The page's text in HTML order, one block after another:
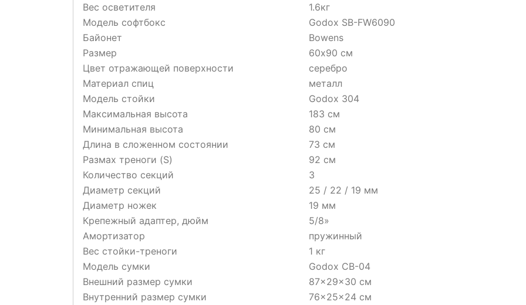
Вес осветителя
1.6кг
Модель софтбокс
Godox SB-FW6090
Байонет
Bowens
Размер
60х90 см
Цвет отражающей поверхности
серебро
Материал спиц
металл
Модель стойки
Godox 304
Максимальная высота
183 см
Минимальная высота
80 см
Длина в сложенном состоянии
73 см
Размах треноги (S)
92 см
Количество секций
3
Диаметр секций
25 / 22 / 19 мм
Диаметр ножек
19 мм
Крепежный адаптер, дюйм
5/8»
Амортизатор
пружинный
Вес стойки-треноги
1 кг
Модель сумки
Godox CB-04
Внешний размер сумки
87×29×30 см
Внутренний размер сумки
76×25×24 см